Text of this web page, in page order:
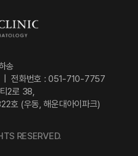
송
| 전화번호 : 051-710-7757
2로 38,
호 (우동, 해운대아이파크)
RESERVED.